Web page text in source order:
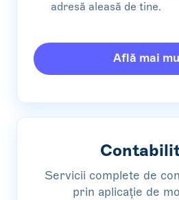
adresă aleasă de tine.
Află mai
Servicii complete de
prin aplicație de